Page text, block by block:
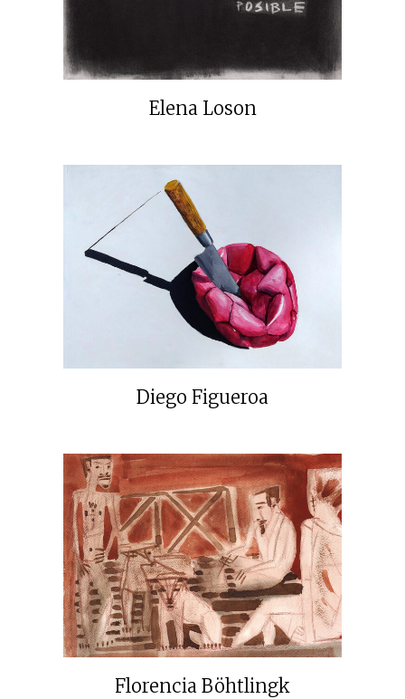
Elena Loson
Diego Figueroa
Florencia Böhtlingk